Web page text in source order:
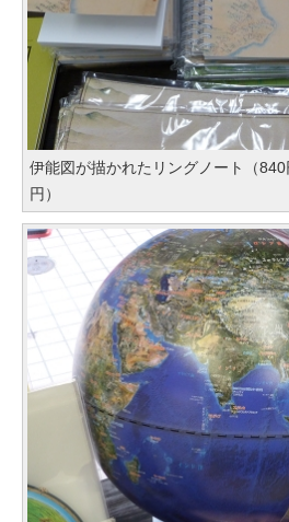
伊能図が描かれたリングノート（
円）